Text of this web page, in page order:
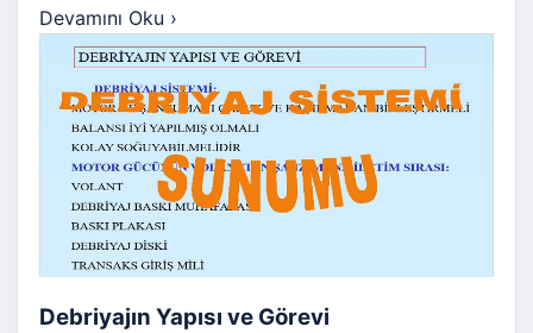
Devamını Oku ›
Debriyajın Yapısı ve Görevi